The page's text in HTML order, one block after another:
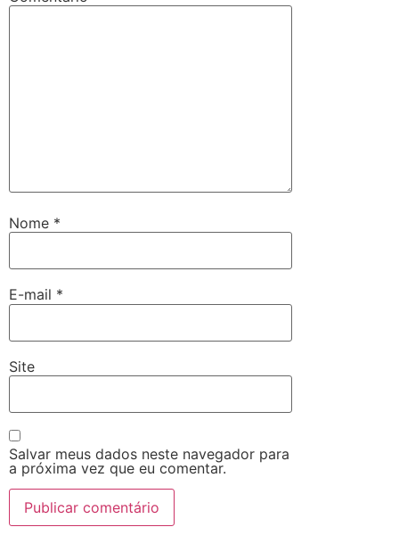
Nome *
E-mail *
Site
Salvar meus dados neste navegador para
a próxima vez que eu comentar.